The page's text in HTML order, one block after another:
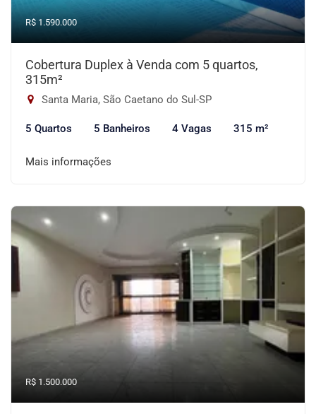
R$ 1.590.000
Cobertura Duplex à Venda com 5 quartos,
315m²
Santa Maria, São Caetano do Sul-SP
5 Quartos 5 Banheiros 4 Vagas 315 m²
Mais informações
R$ 1.500.000